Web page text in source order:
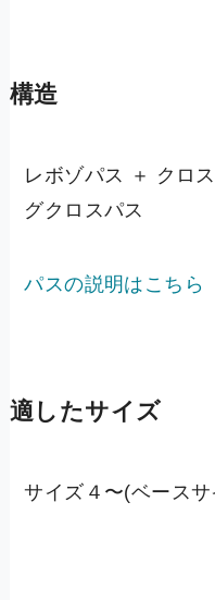
構造
レボゾパス ＋ クロ
グクロスパス
パスの説明はこちら
適したサイズ
サイズ４〜(ベース